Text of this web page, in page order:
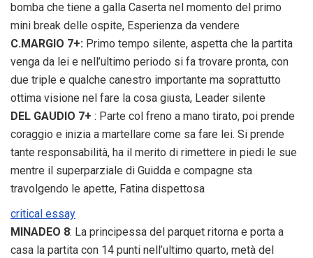
bomba che tiene a galla Caserta nel momento del primo
mini break delle ospite, Esperienza da vendere
C.MARGIO 7+: Primo tempo silente, aspetta che la partita
venga da lei e nell’ultimo periodo si fa trovare pronta, con
due triple e qualche canestro importante ma soprattutto
ottima visione nel fare la cosa giusta, Leader silente
DEL GAUDIO 7+ : Parte col freno a mano tirato, poi prende
coraggio e inizia a martellare come sa fare lei. Si prende
tante responsabilità, ha il merito di rimettere in piedi le sue
mentre il superparziale di Guidda e compagne sta
travolgendo le apette, Fatina dispettosa
critical essay
MINADEO 8: La principessa del parquet ritorna e porta a
casa la partita con 14 punti nell’ultimo quarto, metà del